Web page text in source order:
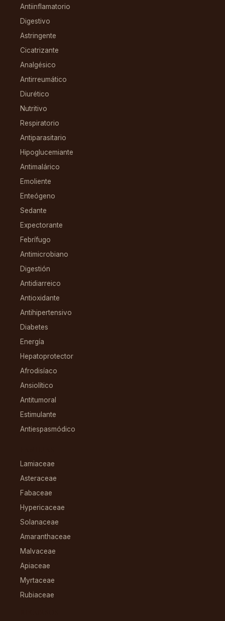
Antiinflamatorio
Digestivo
Astringente
Cicatrizante
Analgésico
Antirreumático
Diurético
Nutritivo
Respiratorio
Antiparasitario
Hipoglucemiante
Antimalárico
Emoliente
Enteógeno
Sedante
Expectorante
Febrífugo
Antimicrobiano
Digestión
Antidiarreico
Antioxidante
Antihipertensivo
Diabetes
Energía
Hepatoprotector
Afrodisíaco
Ansiolítico
Antitumoral
Estimulante
Antiespasmódico
Lamiaceae
Asteraceae
Fabaceae
Hypericaceae
Solanaceae
Amaranthaceae
Malvaceae
Apiaceae
Myrtaceae
Rubiaceae